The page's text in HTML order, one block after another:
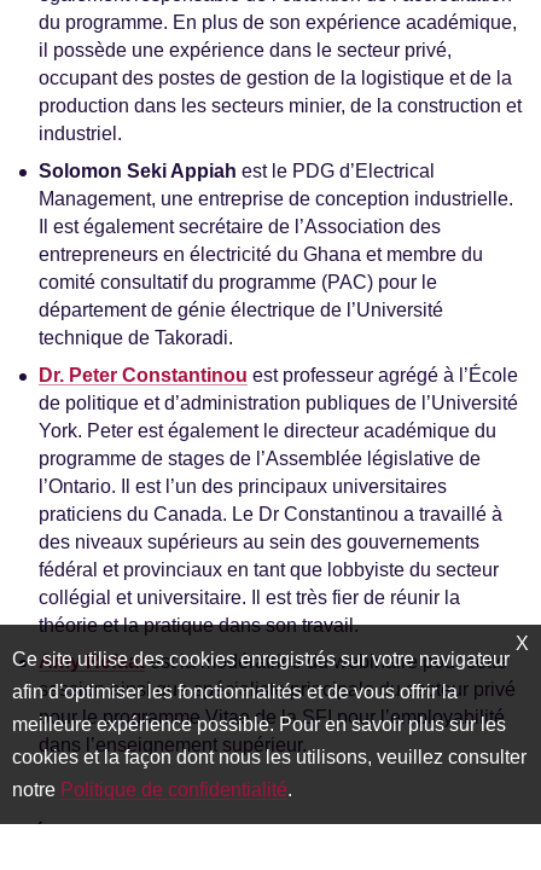
du programme. En plus de son expérience académique,
il possède une expérience dans le secteur privé,
occupant des postes de gestion de la logistique et de la
production dans les secteurs minier, de la construction et
industriel.
Solomon Seki Appiah est le PDG d’Electrical
Management, une entreprise de conception industrielle.
Il est également secrétaire de l’Association des
entrepreneurs en électricité du Ghana et membre du
comité consultatif du programme (PAC) pour le
département de génie électrique de l’Université
technique de Takoradi.
Dr. Peter Constantinou est professeur agrégé à l’École
de politique et d’administration publiques de l’Université
York. Peter est également le directeur académique du
programme de stages de l’Assemblée législative de
l’Ontario. Il est l’un des principaux universitaires
praticiens du Canada. Le Dr Constantinou a travaillé à
des niveaux supérieurs au sein des gouvernements
fédéral et provinciaux en tant que lobbyiste du secteur
collégial et universitaire. Il est très fier de réunir la
théorie et la pratique dans son travail.
Amy Refaatest la modératrice du webinaire pour cette
session ainsi que spécialiste principale du secteur privé
pour le programme Vitae de la SFI pour l’employabilité
dans l’enseignement supérieur.
X
Ce site utilise des cookies enregistrés sur votre navigateur
afin d’optimiser les fonctionnalités et de vous offrir la
meilleure expérience possible. Pour en savoir plus sur les
cookies et la façon dont nous les utilisons, veuillez consulter
notre Politique de confidentialité.